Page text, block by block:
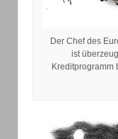
Der Chef des
ist
Kreditprogramm